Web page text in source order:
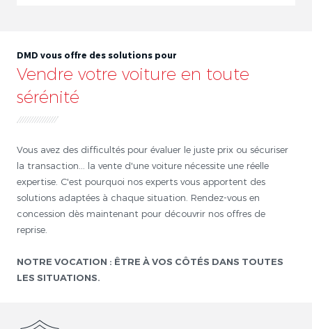
DMD vous offre des solutions pour
Vendre votre voiture en toute
sérénité
Vous avez des difficultés pour évaluer le juste prix ou sécuriser
la transaction... la vente d'une voiture nécessite une réelle
expertise. C'est pourquoi nos experts vous apportent des
solutions adaptées à chaque situation. Rendez-vous en
concession dès maintenant pour découvrir nos offres de
reprise.
NOTRE VOCATION : ÊTRE À VOS CÔTÉS DANS TOUTES
LES SITUATIONS.